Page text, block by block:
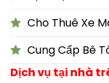
Cho Thuê Xe
Cung Cấp Bê
Dịch vụ tại nhà